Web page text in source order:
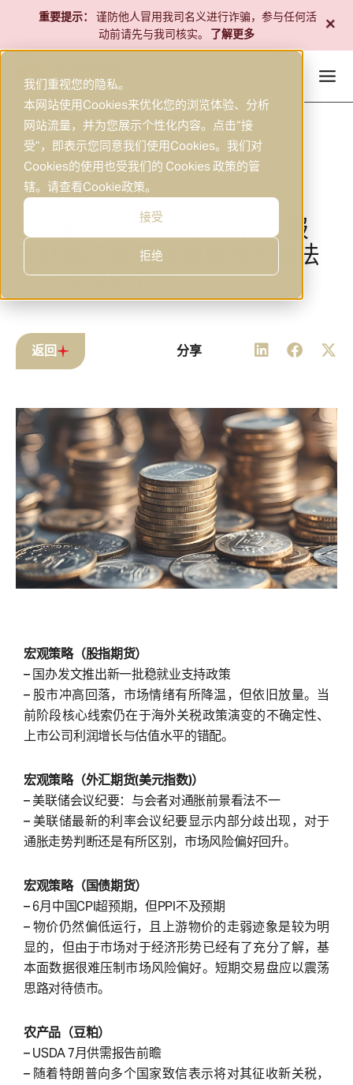
我们重视您的隐私。
本网站使用Cookies来优化您的浏览体验、分析
网站流量，并为您展示个性化内容。点击“接
受”，即表示您同意我们使用Cookies。我们对
Cookies的使用也受我们的 Cookies 政策的管
辖。请查看Cookie政策。
接受
拒绝
内
2025年7月10日 | 研究
东证期货 日度报告 综合晨报
美联储与会者对通胀前景看法
不一 20250710
返回 分享
宏观策略（股指期货）
– 国办发文推出新一批稳就业支持政策
– 股市冲高回落，市场情绪有所降温，但依旧放量。当
前阶段核心线索仍在于海外关税政策演变的不确定性、
上市公司利润增长与估值水平的错配。
宏观策略（外汇期货(美元指数)）
– 美联储会议纪要：与会者对通胀前景看法不一
– 美联储最新的利率会议纪要显示内部分歧出现，对于
通胀走势判断还是有所区别，市场风险偏好回升。
宏观策略（国债期货）
– 6月中国CPI超预期，但PPI不及预期
– 物价仍然偏低运行，且上游物价的走弱迹象是较为明
显的，但由于市场对于经济形势已经有了充分了解，基
本面数据很难压制市场风险偏好。短期交易盘应以震荡
思路对待债市。
农产品（豆粕）
– USDA 7月供需报告前瞻
– 随着特朗普向多个国家致信表示将对其征收新关税，
重要提示：
谨防他人冒用我司名义进行诈骗，参与任何活
动前请先与我司核实。
了解更多 +